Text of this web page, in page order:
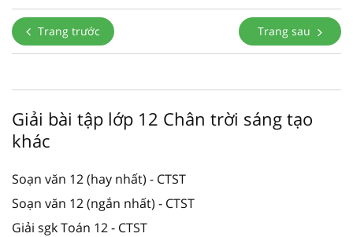
Trang trước Trang sau
Giải bài tập lớp 12 Chân trời sáng tạo
khác
Soạn văn 12 (hay nhất) - CTST
Soạn văn 12 (ngắn nhất) - CTST
Giải sgk Toán 12 - CTST